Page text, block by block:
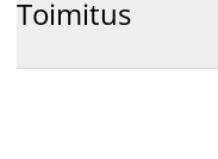
Toimitus